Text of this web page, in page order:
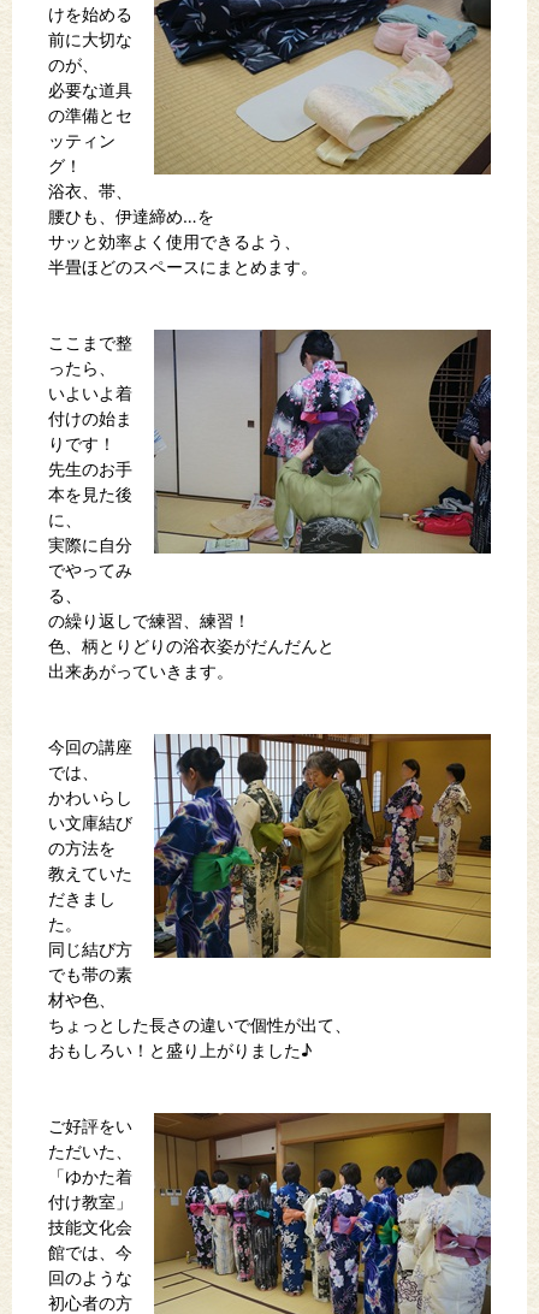
けを始める
前に大切な
のが、
必要な道具
の準備とセ
ッティン
グ！
浴衣、帯、
腰ひも、伊達締め…を
サッと効率よく使用できるよう、
半畳ほどのスペースにまとめます。
ここまで整
ったら、
いよいよ着
付けの始ま
りです！
先生のお手
本を見た後
に、
実際に自分
でやってみ
る、
の繰り返しで練習、練習！
色、柄とりどりの浴衣姿がだんだんと
出来あがっていきます。
今回の講座
では、
かわいらし
い文庫結び
の方法を
教えていた
だきまし
た。
同じ結び方
でも帯の素
材や色、
ちょっとした長さの違いで個性が出て、
おもしろい！と盛り上がりました♪
ご好評をい
ただいた、
「ゆかた着
付け教室」
技能文化会
館では、今
回のような
初心者の方